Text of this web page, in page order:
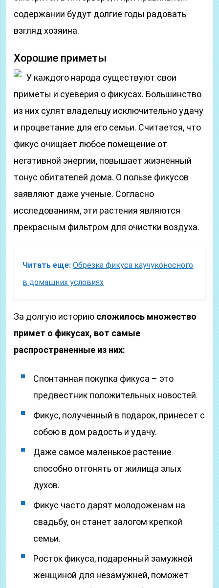
содержании будут долгие годы радовать
взгляд хозяина.
Хорошие приметы
У каждого народа существуют свои
приметы и суеверия о фикусах. Большинство
из них сулят владельцу исключительно удачу
и процветание для его семьи. Считается, что
фикус очищает любое помещение от
негативной энергии, повышает жизненный
тонус обитателей дома. О пользе фикусов
заявляют даже ученые. Согласно
исследованиям, эти растения являются
прекрасным фильтром для очистки воздуха.
Читать еще: Обрезка фикуса каучуконосного
в домашних условиях
За долгую историю сложилось множество
примет о фикусах, вот самые
распространенные из них:
Спонтанная покупка фикуса – это
предвестник положительных новостей.
Фикус, полученный в подарок, принесет с
собою в дом радость и удачу.
Даже самое маленькое растение
способно отгонять от жилища злых
духов.
Фикус часто дарят молодоженам на
свадьбу, он станет залогом крепкой
семьи.
Росток фикуса, подаренный замужней
женщиной для незамужней, поможет